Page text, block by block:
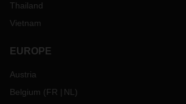
Thailand
Vietnam
EUROPE
Austria
Belgium (FR NL )